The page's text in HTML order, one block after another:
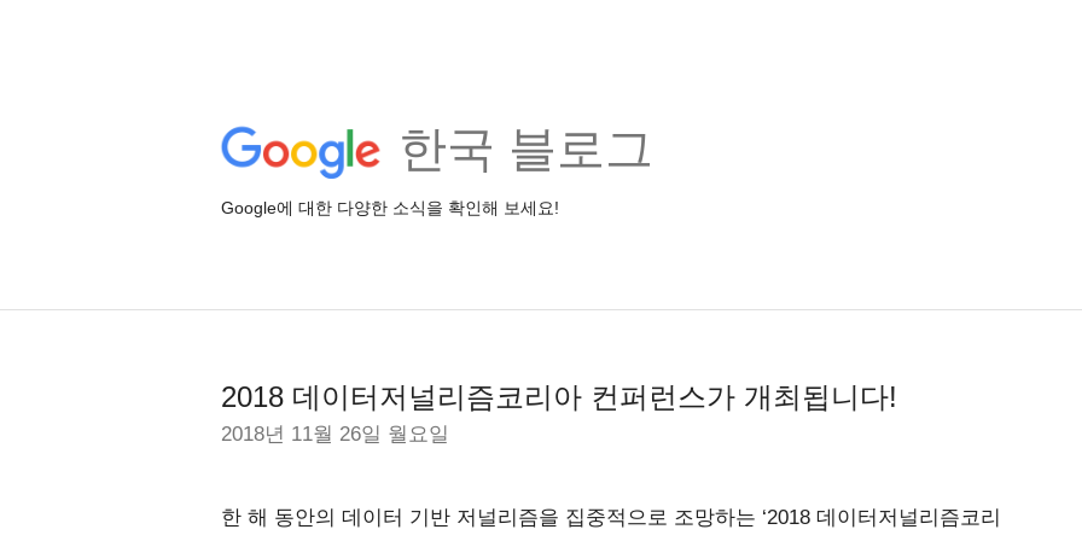
한국 블로그
Google에 대한 다양한 소식을 확인해 보세요!
2018 데이터저널리즘코리아 컨퍼런스가 개최됩니다!
2018년 11월 26일 월요일
한 해 동안의 데이터 기반 저널리즘을 집중적으로 조망하는 ‘2018 데이터저널리즘코리